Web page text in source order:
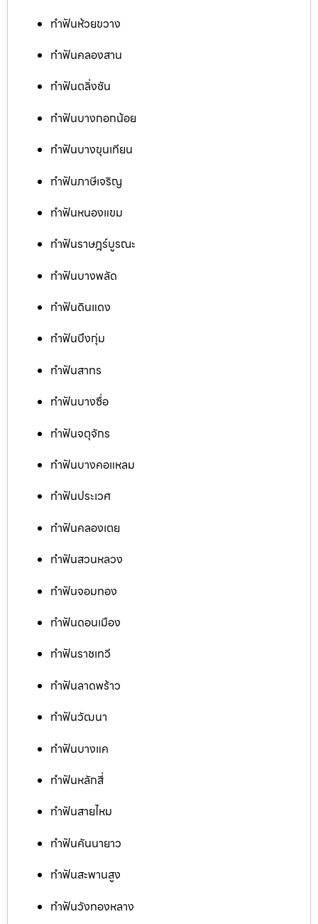
ทำฟันห้วยขวาง
ทำฟันคลองสาน
ทำฟันตลิ่งชัน
ทำฟันบางกอกน้อย
ทำฟันบางขุนเทียน
ทำฟันภาษีเจริญ
ทำฟันหนองแขม
ทำฟันราษฎร์บูรณะ
ทำฟันบางพลัด
ทำฟันดินแดง
ทำฟันบึงกุ่ม
ทำฟันสาทร
ทำฟันบางซื่อ
ทำฟันจตุจักร
ทำฟันบางคอแหลม
ทำฟันประเวศ
ทำฟันคลองเตย
ทำฟันสวนหลวง
ทำฟันจอมทอง
ทำฟันดอนเมือง
ทำฟันราชเทวี
ทำฟันลาดพร้าว
ทำฟันวัฒนา
ทำฟันบางแค
ทำฟันหลักสี่
ทำฟันสายไหม
ทำฟันคันนายาว
ทำฟันสะพานสูง
ทำฟันวังทองหลาง